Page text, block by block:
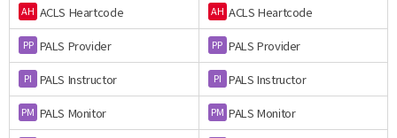
AH ACLS Heartcode AH ACLS Heartcode
PP PALS Provider PP PALS Provider
PI PALS Instructor PI PALS Instructor
PM PALS Monitor PM PALS Monitor